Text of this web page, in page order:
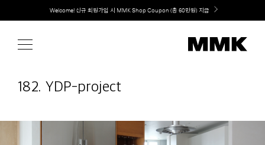
content
취향대로 완성하는 커스텀 아일랜드 키친, MMK The Island 출시
182. YDP-project